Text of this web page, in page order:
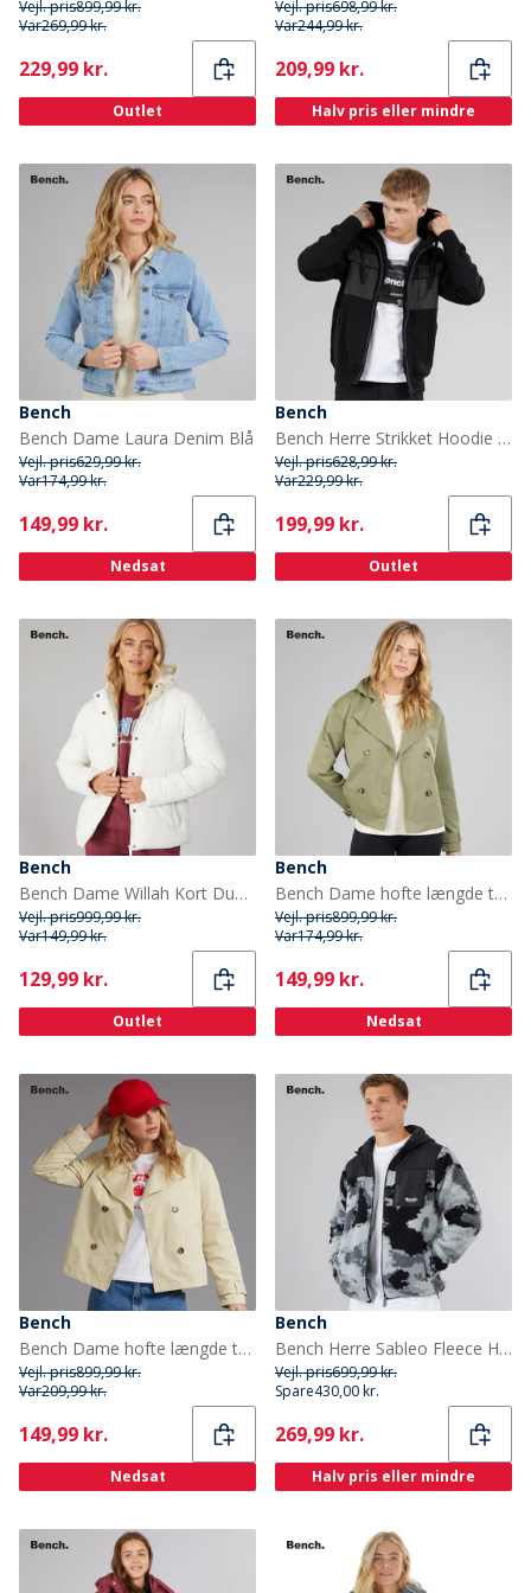
Vejl. pris899,99 kr.
Var269,99 kr.
Current
229,99 kr.
Outlet
Vejl. pris698,99 kr.
Var244,99 kr.
Current
209,99 kr.
Halv pris eller mindre
Bench
Bench Dame Laura Denim Blå
Vejl. pris629,99 kr.
Var174,99 kr.
Current
149,99 kr.
Nedsat
Bench
Bench Herre Strikket Hoodie Sort
Vejl. pris628,99 kr.
Var229,99 kr.
Current
199,99 kr.
Outlet
Bench
Bench Dame Willah Kort Dunjakke Vinter Hvid
Vejl. pris999,99 kr.
Var149,99 kr.
Current
129,99 kr.
Outlet
Bench
Bench Dame hofte længde trenchcoat Khaki
Vejl. pris899,99 kr.
Var174,99 kr.
Current
149,99 kr.
Nedsat
Bench
Bench Dame hofte længde trenchcoat Beige
Vejl. pris899,99 kr.
Var209,99 kr.
Current
149,99 kr.
Nedsat
Bench
Bench Herre Sableo Fleece Hættetrøje Sort Camo
Vejl. pris699,99 kr.
Spare430,00 kr.
Current
269,99 kr.
Halv pris eller mindre